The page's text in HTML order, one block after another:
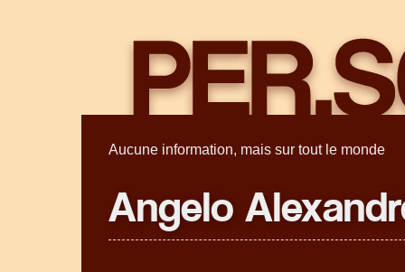
Aucune information, mais sur tout le monde
Angelo